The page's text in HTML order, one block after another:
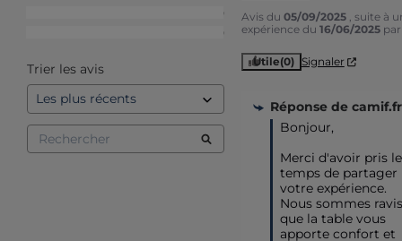
0
0
Trier les avis
Avis du 05/09/2025 , suite à
expérience du 16/06/2025
Utile(0) Signaler
Réponse de camif.fr
Bonjour,
Merci d'avoir pris le
temps de partager
votre expérience.
Nous sommes ravis
que la table vous
apporte confort et